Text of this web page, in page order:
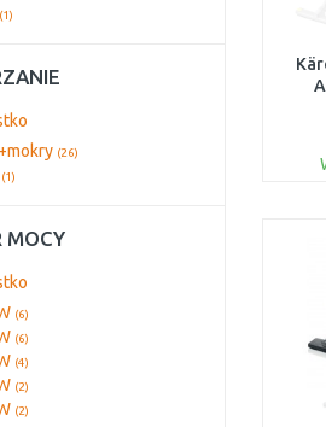
(1)
(26)
(1)
MOCY
(6)
(6)
(4)
(2)
(2)